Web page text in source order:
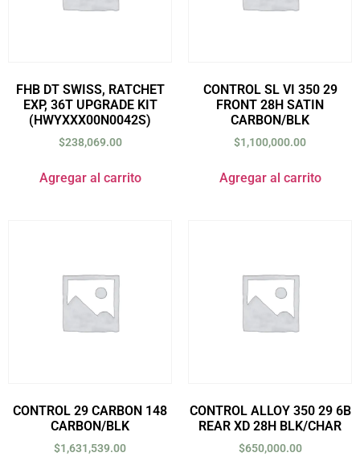
FHB DT SWISS, RATCHET
EXP, 36T UPGRADE KIT
(HWYXXX00N0042S)
$238,069.00
Agregar al carrito
CONTROL SL VI 350 29
FRONT 28H SATIN
CARBON/BLK
$1,100,000.00
Agregar al carrito
CONTROL 29 CARBON 148
CARBON/BLK
$1,631,539.00
CONTROL ALLOY 350 29 6B
REAR XD 28H BLK/CHAR
$650,000.00